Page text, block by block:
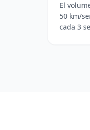
El
50 km/
cada 3